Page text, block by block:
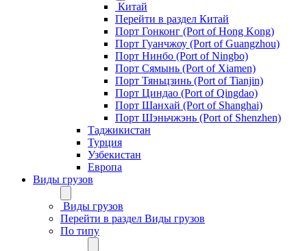
Китай
Перейти в раздел Китай
Порт Гонконг (Port of Hong Kong)
Порт Гуанчжоу (Port of Guangzhou)
Порт Нинбо (Port of Ningbo)
Порт Сямынь (Port of Xiamen)
Порт Тяньцзинь (Port of Tianjin)
Порт Циндао (Port of Qingdao)
Порт Шанхай (Port of Shanghai)
Порт Шэньчжэнь (Port of Shenzhen)
Таджикистан
Турция
Узбекистан
Европа
Виды грузов
Виды грузов
Перейти в раздел Виды грузов
По типу